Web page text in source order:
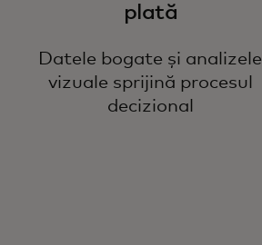
plată
Datele bogate și analizele
vizuale sprijină procesul
decizional